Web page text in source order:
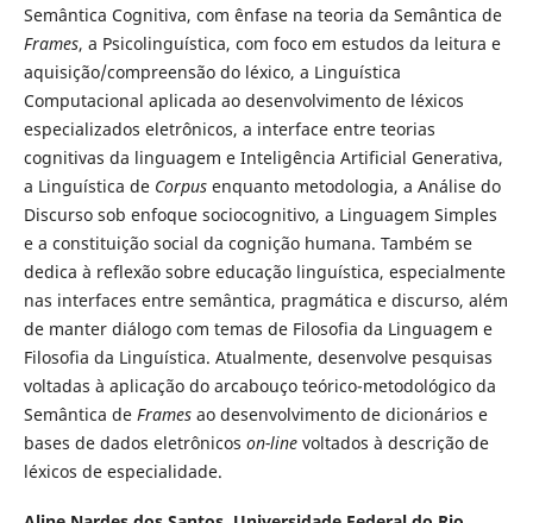
Semântica Cognitiva, com ênfase na teoria da Semântica de
Frames, a Psicolinguística, com foco em estudos da leitura e
aquisição/compreensão do léxico, a Linguística
Computacional aplicada ao desenvolvimento de léxicos
especializados eletrônicos, a interface entre teorias
cognitivas da linguagem e Inteligência Artificial Generativa,
a Linguística de Corpusenquanto metodologia, a Análise do
Discurso sob enfoque sociocognitivo, a Linguagem Simples
e a constituição social da cognição humana. Também se
dedica à reflexão sobre educação linguística, especialmente
nas interfaces entre semântica, pragmática e discurso, além
de manter diálogo com temas de Filosofia da Linguagem e
Filosofia da Linguística. Atualmente, desenvolve pesquisas
voltadas à aplicação do arcabouço teórico-metodológico da
Semântica de Framesao desenvolvimento de dicionários e
bases de dados eletrônicos on-linevoltados à descrição de
léxicos de especialidade.